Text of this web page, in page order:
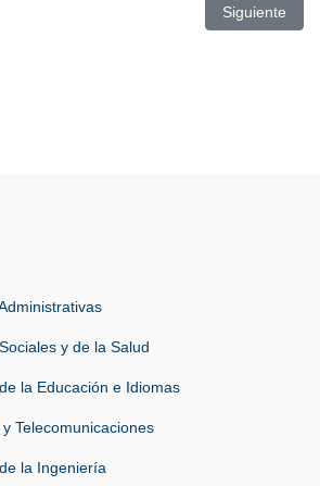
CONMEMORA EL DÍA DEL NIÑO CON
Artículo
Siguiente
y de la Salud
la Educación e Idiomas
Telecomunicaciones
la Ingeniería